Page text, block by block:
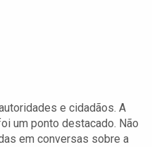
e cidadãos. A
um ponto destacado. Não
em conversas sobre a